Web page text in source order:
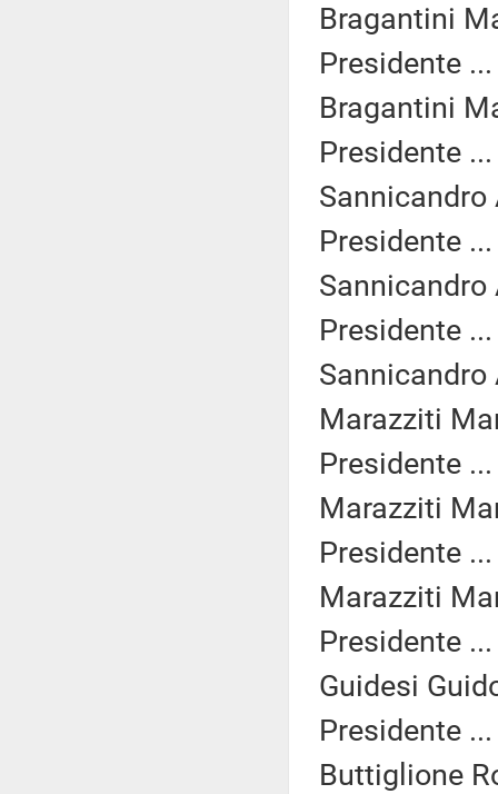
Bragantini
Presidente
Bragantini
Presidente
Sannicandro
Presidente
Sannicandro
Presidente
Sannicandro
Marazziti
Presidente
Marazziti
Presidente
Marazziti
Presidente
Guidesi
Presidente
Buttiglione